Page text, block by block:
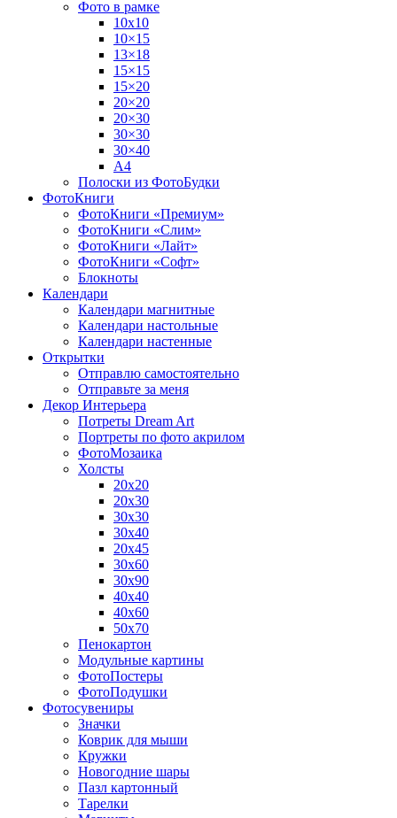
Фото в рамке
10х10
10×15
13×18
15×15
15×20
20×20
20×30
30×30
30×40
A4
Полоски из ФотоБудки
ФотоКниги
ФотоКниги «Премиум»
ФотоКниги «Слим»
ФотоКниги «Лайт»
ФотоКниги «Софт»
Блокноты
Календари
Календари магнитные
Календари настольные
Календари настенные
Открытки
Отправлю самостоятельно
Отправьте за меня
Декор Интерьера
Потреты Dream Art
Портреты по фото акрилом
ФотоМозаика
Холсты
20х20
20х30
30х30
30х40
20х45
30х60
30х90
40х40
40х60
50х70
Пенокартон
Модульные картины
ФотоПостеры
ФотоПодушки
Фотоcувениры
Значки
Коврик для мыши
Кружки
Новогодние шары
Пазл картонный
Тарелки